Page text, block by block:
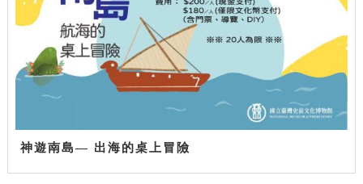
神遊南島— 出海的桌上冒險